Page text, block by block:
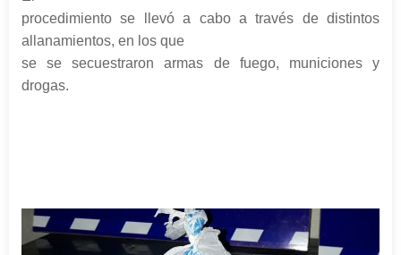
procedimiento se llevó a cabo a través de distintos
allanamientos, en los que
se se secuestraron armas de fuego, municiones y
drogas.